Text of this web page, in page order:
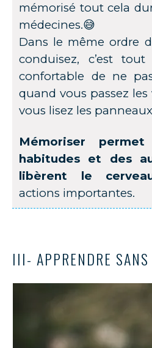
mémorisé tout cela
médecines.😅
Dans le même ordre
conduisez, c’est
confortable de ne
quand vous passez
vous lisez les
Mémoriser permet
habitudes et des
libèrent le
actions importantes.
III- APPRENDRE SANS